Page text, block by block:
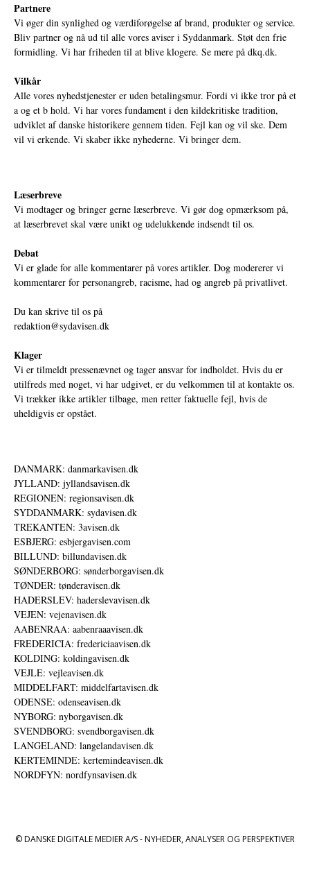
Partnere
Vi øger din synlighed og værdiforøgelse af brand, produkter og service.
Bliv partner og nå ud til alle vores aviser i Syddanmark. Støt den frie
formidling. Vi har friheden til at blive klogere. Se mere på dkq.dk.
Vilkår
Alle vores nyhedstjenester er uden betalingsmur. Fordi vi ikke tror på et
a og et b hold. Vi har vores fundament i den kildekritiske tradition,
udviklet af danske historikere gennem tiden. Fejl kan og vil ske. Dem
vil vi erkende. Vi skaber ikke nyhederne. Vi bringer dem.
Læserbreve
Vi modtager og bringer gerne læserbreve. Vi gør dog opmærksom på,
at læserbrevet skal være unikt og udelukkende indsendt til os.
Debat
Vi er glade for alle kommentarer på vores artikler. Dog modererer vi
kommentarer for personangreb, racisme, had og angreb på privatlivet.
Du kan skrive til os på
redaktion@sydavisen.dk
Klager
Vi er tilmeldt pressenævnet og tager ansvar for indholdet. Hvis du er
utilfreds med noget, vi har udgivet, er du velkommen til at kontakte os.
Vi trækker ikke artikler tilbage, men retter faktuelle fejl, hvis de
uheldigvis er opstået.
DANMARK: danmarkavisen.dk
JYLLAND: jyllandsavisen.dk
REGIONEN: regionsavisen.dk
SYDDANMARK: sydavisen.dk
TREKANTEN: 3avisen.dk
ESBJERG: esbjergavisen.com
BILLUND: billundavisen.dk
SØNDERBORG: sønderborgavisen.dk
TØNDER: tønderavisen.dk
HADERSLEV: haderslevavisen.dk
VEJEN: vejenavisen.dk
AABENRAA: aabenraaavisen.dk
FREDERICIA: fredericiaavisen.dk
KOLDING: koldingavisen.dk
VEJLE: vejleavisen.dk
MIDDELFART: middelfartavisen.dk
ODENSE: odenseavisen.dk
NYBORG: nyborgavisen.dk
SVENDBORG: svendborgavisen.dk
LANGELAND: langelandavisen.dk
KERTEMINDE: kertemindeavisen.dk
NORDFYN: nordfynsavisen.dk
© DANSKE DIGITALE MEDIER A/S - NYHEDER, ANALYSER OG PERSPEKTIVER